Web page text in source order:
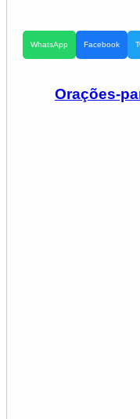
WhatsApp Facebook
Orações-